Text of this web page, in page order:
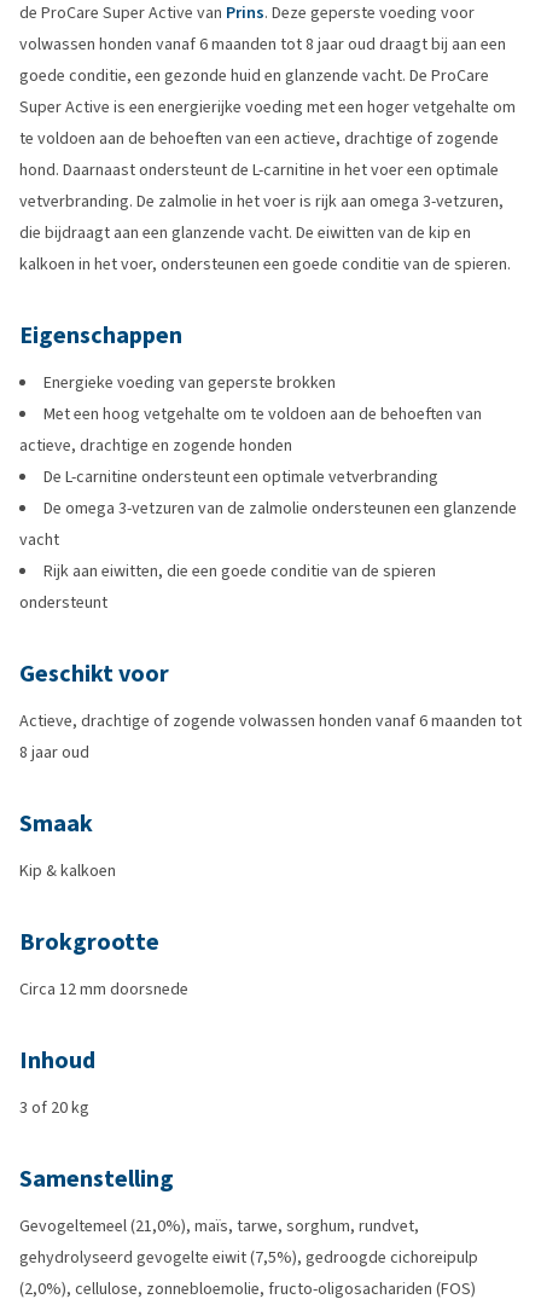
de ProCare Super Active van Prins. Deze geperste voeding voor
volwassen honden vanaf 6 maanden tot 8 jaar oud draagt bij aan een
goede conditie, een gezonde huid en glanzende vacht. De ProCare
Super Active is een energierijke voeding met een hoger vetgehalte om
te voldoen aan de behoeften van een actieve, drachtige of zogende
hond. Daarnaast ondersteunt de L-carnitine in het voer een optimale
vetverbranding. De zalmolie in het voer is rijk aan omega 3-vetzuren,
die bijdraagt aan een glanzende vacht. De eiwitten van de kip en
kalkoen in het voer, ondersteunen een goede conditie van de spieren.
Eigenschappen
Energieke voeding van geperste brokken
Met een hoog vetgehalte om te voldoen aan de behoeften van
actieve, drachtige en zogende honden
De L-carnitine ondersteunt een optimale vetverbranding
De omega 3-vetzuren van de zalmolie ondersteunen een glanzende
vacht
Rijk aan eiwitten, die een goede conditie van de spieren
ondersteunt
Geschikt voor
Actieve, drachtige of zogende volwassen honden vanaf 6 maanden tot
8 jaar oud
Smaak
Kip & kalkoen
Brokgrootte
Circa 12 mm doorsnede
Inhoud
3 of 20 kg
Samenstelling
Gevogeltemeel (21,0%), maïs, tarwe, sorghum, rundvet,
gehydrolyseerd gevogelte eiwit (7,5%), gedroogde cichoreipulp
(2,0%), cellulose, zonnebloemolie, fructo-oligosachariden (FOS)